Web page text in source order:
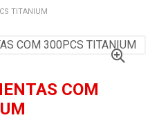
TITANIUM
COM